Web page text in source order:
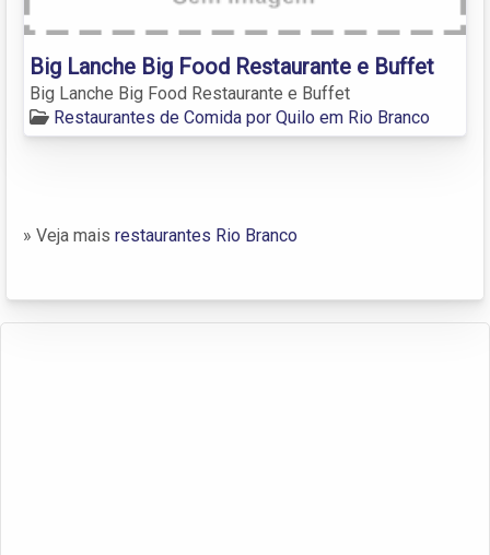
Big Lanche Big Food Restaurante e Buffet
Big Lanche Big Food Restaurante e Buffet
Restaurantes de Comida por Quilo em Rio Branco
» Veja mais restaurantes Rio Branco